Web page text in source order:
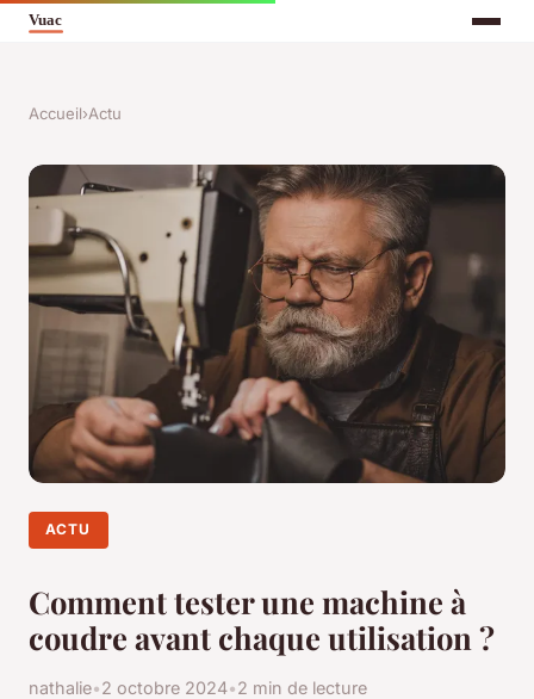
Accueil›Actu
ACTU
Comment tester une machine à
coudre avant chaque utilisation ?
nathalie•2 octobre 2024•2 min de lecture